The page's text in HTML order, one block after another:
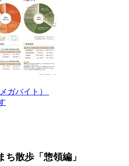
ガバイト）
散歩「惣領編」